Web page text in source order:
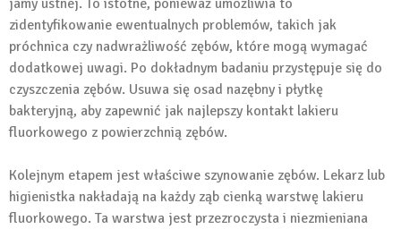
zidentyfikowanie ewentualnych problemów, takich jak
próchnica czy nadwrażliwość zębów, które mogą wymagać
dodatkowej uwagi. Po dokładnym badaniu przystępuje się do
czyszczenia zębów. Usuwa się osad nazębny i płytkę
bakteryjną, aby zapewnić jak najlepszy kontakt lakieru
fluorkowego z powierzchnią zębów.
Kolejnym etapem jest właściwe szynowanie zębów. Lekarz lub
higienistka nakładają na każdy ząb cienką warstwę lakieru
fluorkowego. Ta warstwa jest przezroczysta i niezmieniana